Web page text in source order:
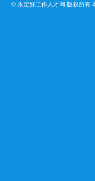
© 永定好工作人才网 版权所有